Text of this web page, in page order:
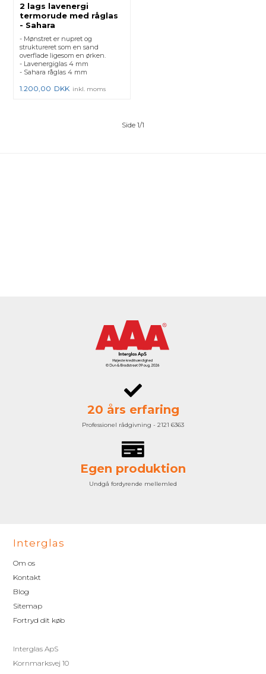
2 lags lavenergi
termorude med råglas
- Sahara
- Mønstret er nupret og
struktureret som en sand
overflade ligesom en ørken.
- Lavenergiglas 4 mm
- Sahara råglas 4 mm
1.200,00 DKK inkl. moms
Side 1/1
20 års erfaring
Professionel rådgivning - 2121 6363
Egen produktion
Undgå fordyrende mellemled
Interglas
Om os
Kontakt
Blog
Sitemap
Fortryd dit køb
Interglas ApS
Kornmarksvej 10